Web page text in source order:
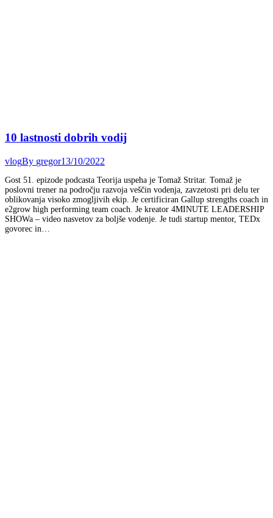
10 lastnosti dobrih vodij
vlogBy gregor13/10/2022
Gost 51. epizode podcasta Teorija uspeha je Tomaž Stritar. Tomaž je
poslovni trener na področju razvoja veščin vodenja, zavzetosti pri delu ter
oblikovanja visoko zmogljivih ekip. Je certificiran Gallup strengths coach in
e2grow high performing team coach. Je kreator 4MINUTE LEADERSHIP
SHOWa – video nasvetov za boljše vodenje. Je tudi startup mentor, TEDx
govorec in…